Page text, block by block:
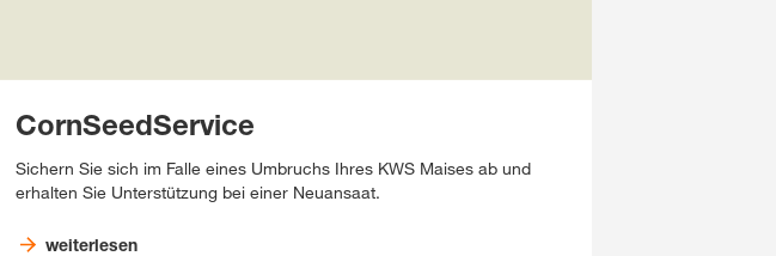
CornSeedService
Sichern Sie sich im Falle eines Umbruchs Ihres KWS Maises ab und
erhalten Sie Unterstützung bei einer Neuansaat.
weiterlesen